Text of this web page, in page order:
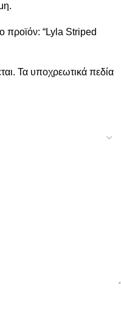
προϊόν: “Lyla Striped
Τα υποχρεωτικά πεδία